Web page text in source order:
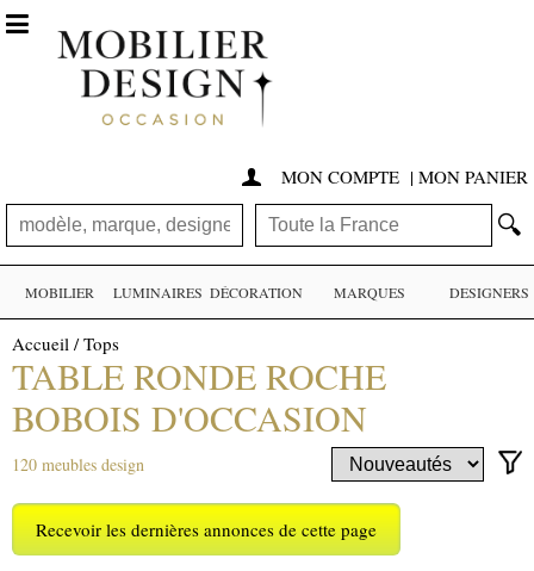
 MON COMPTE | MON PANIER
🔍

MOBILIER LUMINAIRES DÉCORATION MARQUES DESIGNERS
Accueil /Tops
TABLE RONDE ROCHE
BOBOIS D'OCCASION
120 meubles design
Recevoir les dernières annonces de cette page